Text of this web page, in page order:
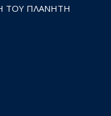
ΤΟΥ ΠΛΑΝΉΤΗ